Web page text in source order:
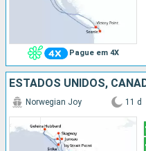
Pague em 4X
ESTADOS UNIDOS,
Norwegian Joy 11 d